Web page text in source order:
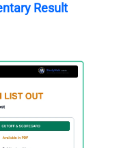
Result